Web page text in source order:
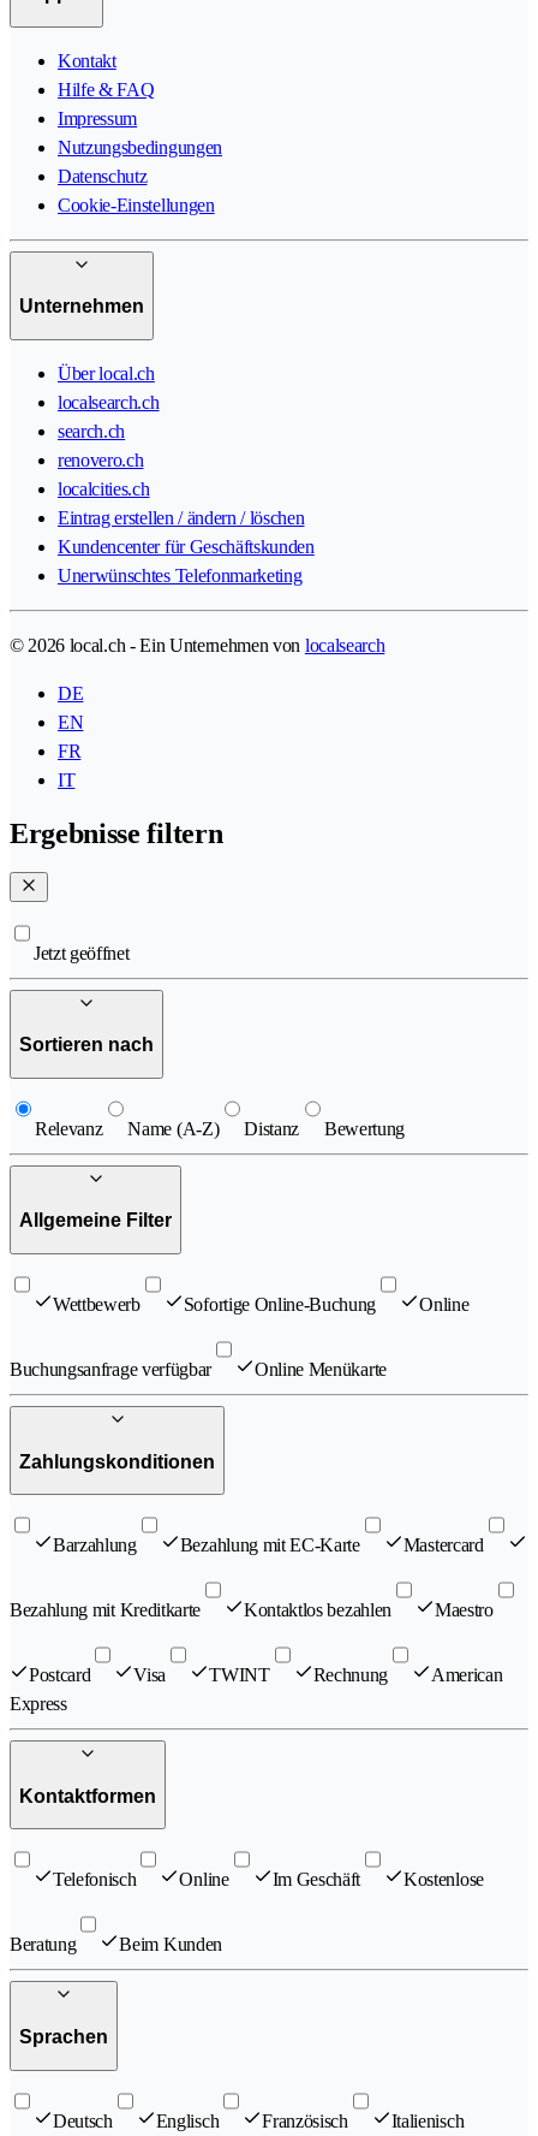
Kontakt
Hilfe & FAQ
Impressum
Nutzungsbedingungen
Datenschutz
Cookie-Einstellungen
Unternehmen
Über local.ch
localsearch.ch
search.ch
renovero.ch
localcities.ch
Eintrag erstellen / ändern / löschen
Kundencenter für Geschäftskunden
Unerwünschtes Telefonmarketing
© 2026 local.ch - Ein Unternehmen von localsearch
DE
EN
FR
IT
Ergebnisse filtern
Jetzt geöffnet
Sortieren nach
Relevanz Name (A-Z) Distanz Bewertung
Allgemeine Filter
Wettbewerb Sofortige Online-Buchung Online
Buchungsanfrage verfügbar Online Menükarte
Zahlungskonditionen
Barzahlung Bezahlung mit EC-Karte Mastercard
Bezahlung mit Kreditkarte Kontaktlos bezahlen Maestro
Postcard Visa TWINT Rechnung
American
Express
Kontaktformen
Telefonisch Online Im Geschäft Kostenlose
Beratung Beim Kunden
Sprachen
Deutsch Englisch Französisch Italienisch